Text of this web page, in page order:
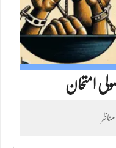
امتحان
مناظر